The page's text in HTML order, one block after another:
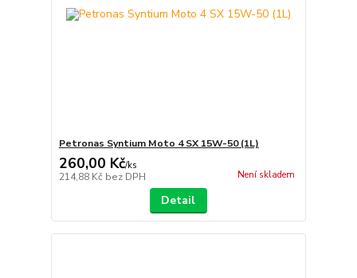
Petronas Syntium Moto 4 SX 15W-50 (1L)
260,00 Kč/ks
214,88 Kč bez DPH Není skladem
Detail